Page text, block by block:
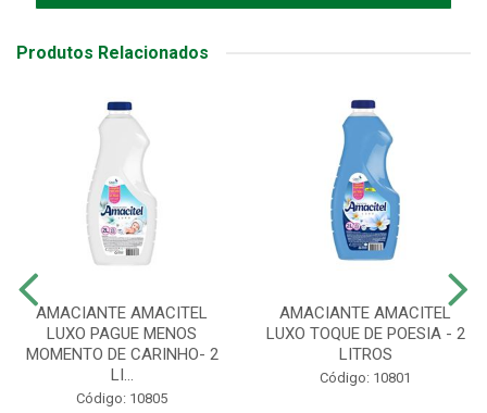
Produtos Relacionados
AMACIANTE AMACITEL
LUXO PAGUE MENOS
MOMENTO DE CARINHO- 2
LI...
Código: 10805
AMACIANTE AMACITEL
LUXO TOQUE DE POESIA - 2
LITROS
Código: 10801